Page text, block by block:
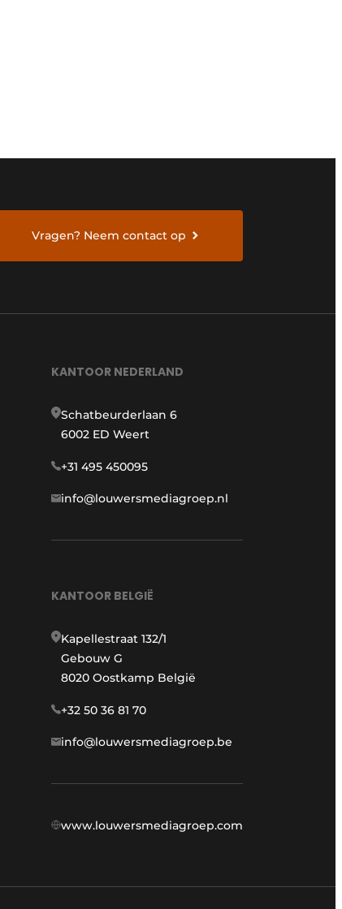
Vragen? Neem contact op
KANTOOR NEDERLAND
Schatbeurderlaan 6
6002 ED Weert
+31 495 450095
info@louwersmediagroep.nl
KANTOOR BELGIË
Kapellestraat 132/1
Gebouw G
8020 Oostkamp België
+32 50 36 81 70
info@louwersmediagroep.be
www.louwersmediagroep.com